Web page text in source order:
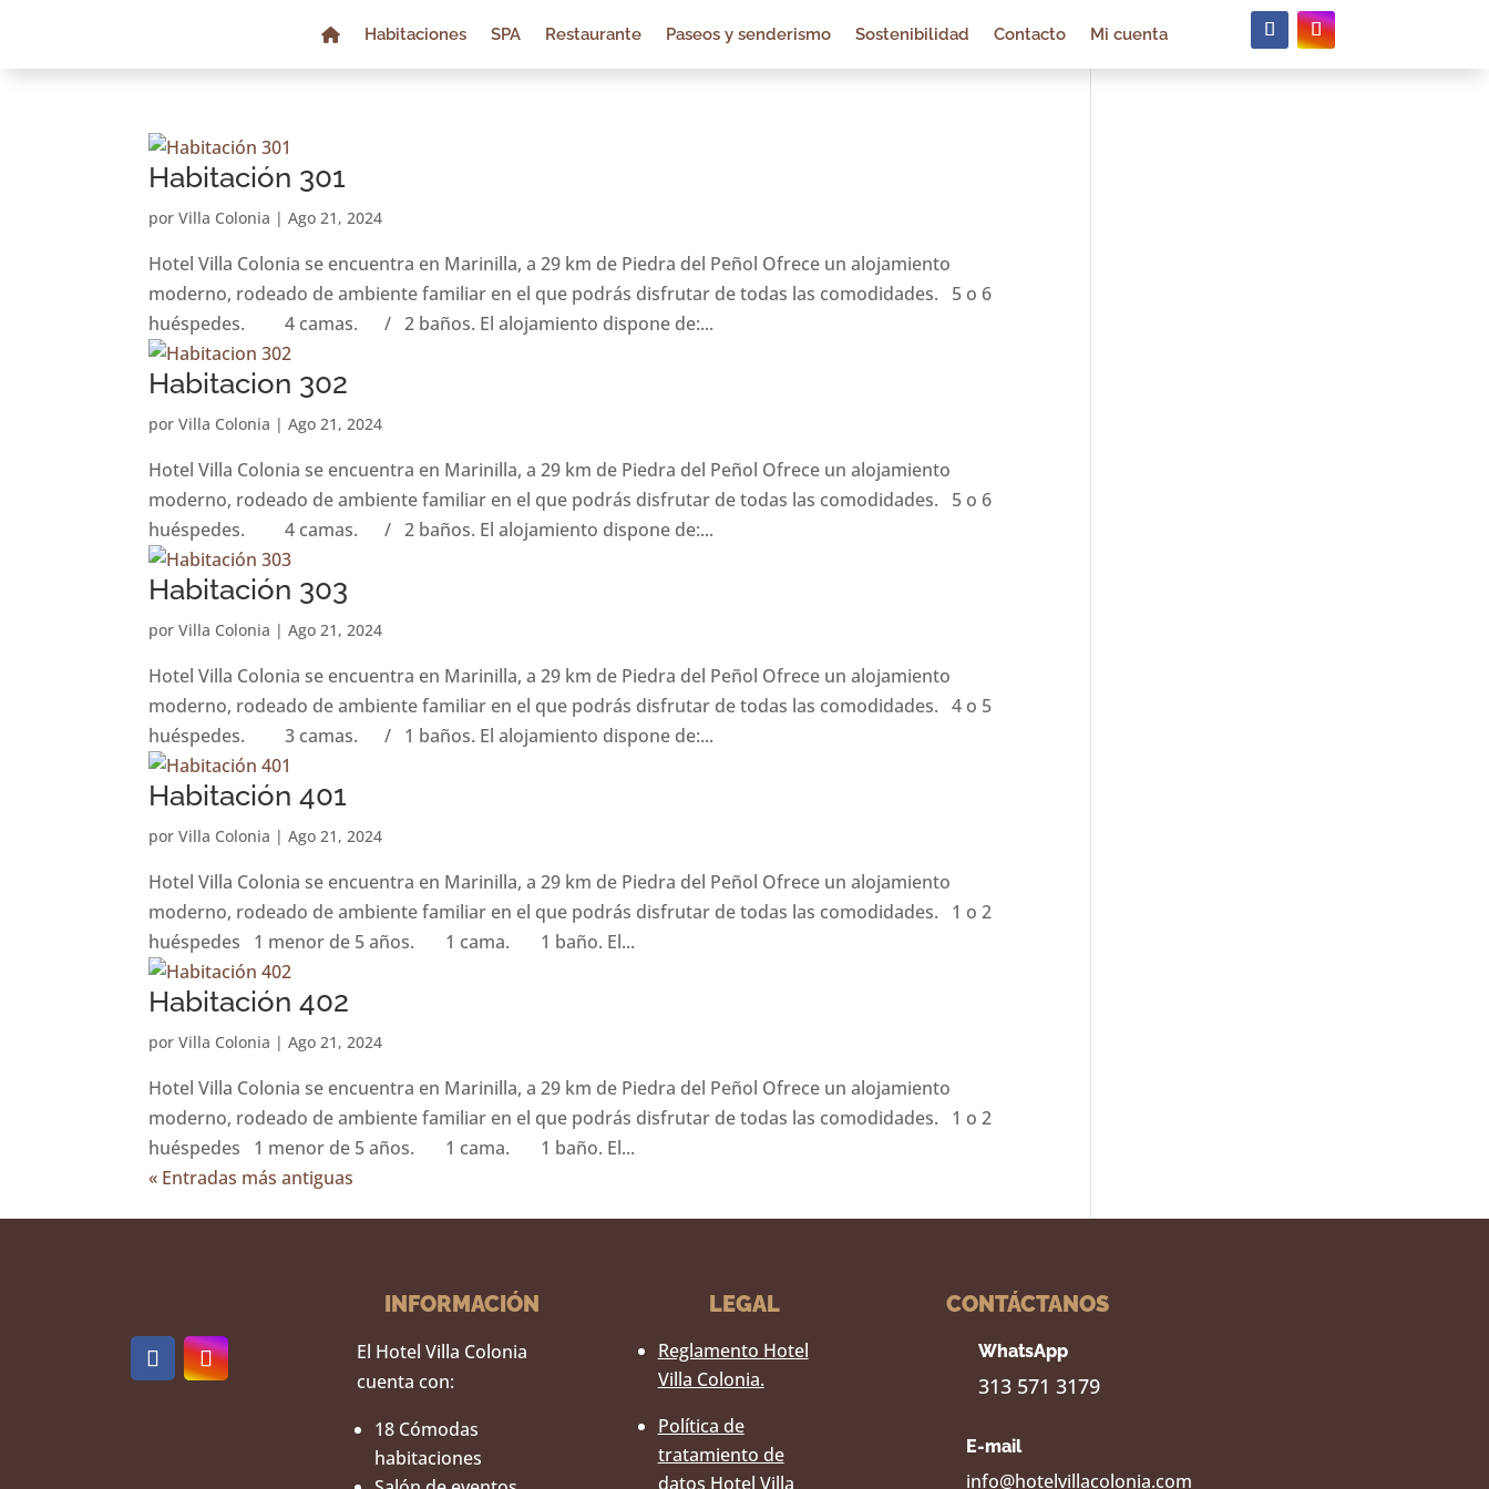
Habitaciones SPA Restaurante Paseos y senderismo Sostenibilidad Contacto Mi cuenta
Habitación 301
porVilla Colonia |Ago 21, 2024
Hotel Villa Colonia se encuentra en Marinilla, a 29 km de Piedra del Peñol Ofrece un alojamiento
moderno, rodeado de ambiente familiar en el que podrás disfrutar de todas las comodidades. 5 o 6
huéspedes. 4 camas. / 2 baños. El alojamiento dispone de:...
Habitacion 302
porVilla Colonia |Ago 21, 2024
Hotel Villa Colonia se encuentra en Marinilla, a 29 km de Piedra del Peñol Ofrece un alojamiento
moderno, rodeado de ambiente familiar en el que podrás disfrutar de todas las comodidades. 5 o 6
huéspedes. 4 camas. / 2 baños. El alojamiento dispone de:...
Habitación 303
porVilla Colonia |Ago 21, 2024
Hotel Villa Colonia se encuentra en Marinilla, a 29 km de Piedra del Peñol Ofrece un alojamiento
moderno, rodeado de ambiente familiar en el que podrás disfrutar de todas las comodidades. 4 o 5
huéspedes. 3 camas. / 1 baños. El alojamiento dispone de:...
Habitación 401
porVilla Colonia |Ago 21, 2024
Hotel Villa Colonia se encuentra en Marinilla, a 29 km de Piedra del Peñol Ofrece un alojamiento
moderno, rodeado de ambiente familiar en el que podrás disfrutar de todas las comodidades. 1 o 2
huéspedes 1 menor de 5 años. 1 cama. 1 baño. El...
Habitación 402
porVilla Colonia |Ago 21, 2024
Hotel Villa Colonia se encuentra en Marinilla, a 29 km de Piedra del Peñol Ofrece un alojamiento
moderno, rodeado de ambiente familiar en el que podrás disfrutar de todas las comodidades. 1 o 2
huéspedes 1 menor de 5 años. 1 cama. 1 baño. El...
« Entradas más antiguas
INFORMACIÓN
El Hotel Villa Colonia
cuenta con:
18 Cómodas
habitaciones
LEGAL
Reglamento Hotel
Villa Colonia.
Política de
tratamiento de
datos Hotel Villa
CONTÁCTANOS
WhatsApp
313 571 3179
E-mail
info@hotelvillacolonia.com